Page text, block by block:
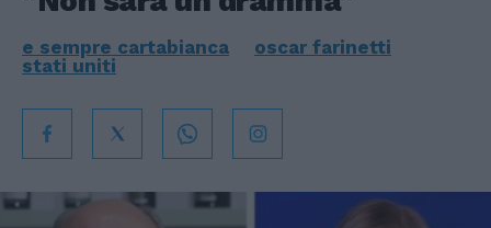
e sempre cartabianca
oscar farinetti
stati uniti